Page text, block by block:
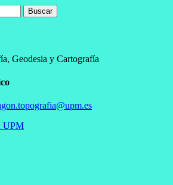
Geodesia y Cartografía
UPM